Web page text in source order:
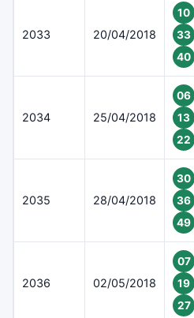
2033 20/04/2018
10
33
40
2034 25/04/2018
06
13
22
2035 28/04/2018
30
36
49
2036 02/05/2018
07
19
27